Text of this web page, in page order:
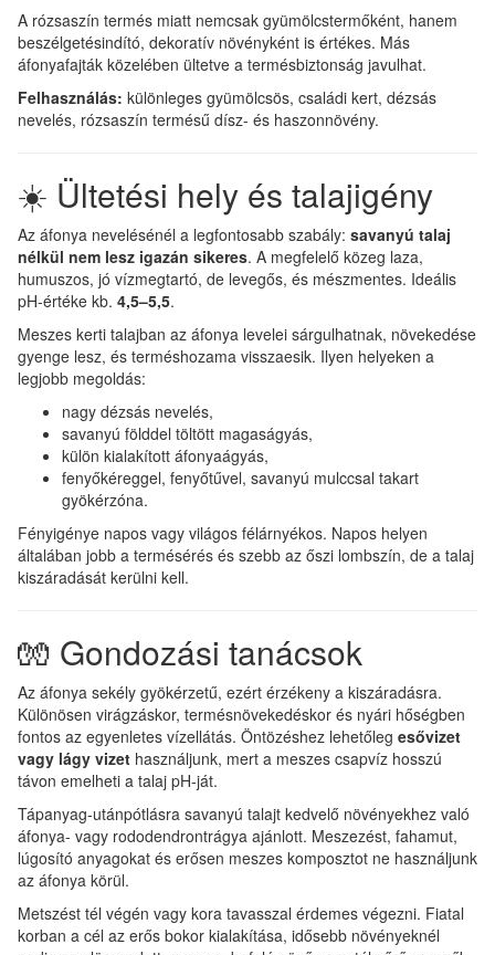
A rózsaszín termés miatt nemcsak gyümölcstermőként, hanem
beszélgetésindító, dekoratív növényként is értékes. Más
áfonyafajták közelében ültetve a termésbiztonság javulhat.
Felhasználás: különleges gyümölcsös, családi kert, dézsás
nevelés, rózsaszín termésű dísz- és haszonnövény.
☀️ Ültetési hely és talajigény
Az áfonya nevelésénél a legfontosabb szabály: savanyú talaj
nélkül nem lesz igazán sikeres. A megfelelő közeg laza,
humuszos, jó vízmegtartó, de levegős, és mészmentes. Ideális
pH-értéke kb. 4,5–5,5.
Meszes kerti talajban az áfonya levelei sárgulhatnak, növekedése
gyenge lesz, és terméshozama visszaesik. Ilyen helyeken a
legjobb megoldás:
nagy dézsás nevelés,
savanyú földdel töltött magaságyás,
külön kialakított áfonyaágyás,
fenyőkéreggel, fenyőtűvel, savanyú mulccsal takart
gyökérzóna.
Fényigénye napos vagy világos félárnyékos. Napos helyen
általában jobb a termésérés és szebb az őszi lombszín, de a talaj
kiszáradását kerülni kell.
🧤 Gondozási tanácsok
Az áfonya sekély gyökérzetű, ezért érzékeny a kiszáradásra.
Különösen virágzáskor, termésnövekedéskor és nyári hőségben
fontos az egyenletes vízellátás. Öntözéshez lehetőleg esővizet
vagy lágy vizet használjunk, mert a meszes csapvíz hosszú
távon emelheti a talaj pH-ját.
Tápanyag-utánpótlásra savanyú talajt kedvelő növényekhez való
áfonya- vagy rododendrontrágya ajánlott. Meszezést, fahamut,
lúgosító anyagokat és erősen meszes komposztot ne használjunk
az áfonya körül.
Metszést tél végén vagy kora tavasszal érdemes végezni. Fiatal
korban a cél az erős bokor kialakítása, idősebb növényeknél